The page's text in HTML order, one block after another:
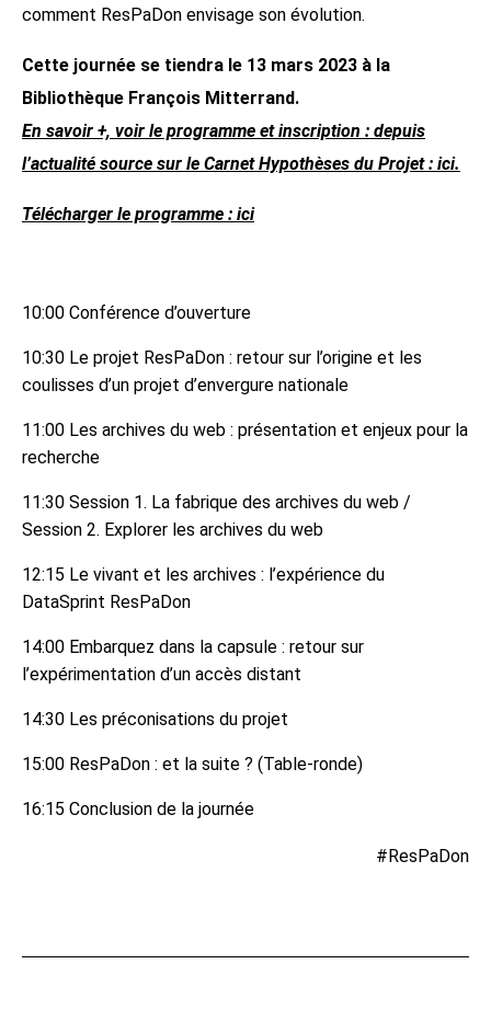
comment ResPaDon envisage son évolution.
Cette journée se tiendra le 13 mars 2023 à la
Bibliothèque François Mitterrand.
En savoir +, voir le programme et inscription : depuis
l’actualité source sur le Carnet Hypothèses du Projet : ici.
Télécharger le programme : ici
10:00 Conférence d’ouverture
10:30 Le projet ResPaDon : retour sur l’origine et les
coulisses d’un projet d’envergure nationale
11:00 Les archives du web : présentation et enjeux pour la
recherche
11:30 Session 1. La fabrique des archives du web /
Session 2. Explorer les archives du web
12:15 Le vivant et les archives : l’expérience du
DataSprint ResPaDon
14:00 Embarquez dans la capsule : retour sur
l’expérimentation d’un accès distant
14:30 Les préconisations du projet
15:00 ResPaDon : et la suite ? (Table-ronde)
16:15 Conclusion de la journée
#ResPaDon